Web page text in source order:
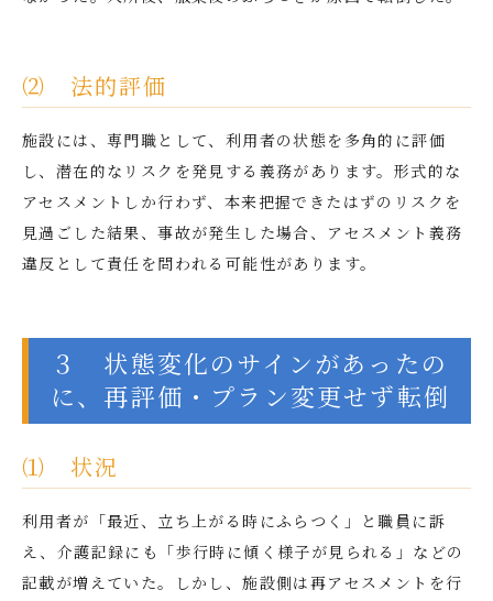
⑵ 法的評価
施設には、専門職として、利用者の状態を多角的に評価
し、潜在的なリスクを発見する義務があります。形式的な
アセスメントしか行わず、本来把握できたはずのリスクを
見過ごした結果、事故が発生した場合、アセスメント義務
違反として責任を問われる可能性があります。
３ 状態変化のサインがあったの
に、再評価・プラン変更せず転倒
⑴ 状況
利用者が「最近、立ち上がる時にふらつく」と職員に訴
え、介護記録にも「歩行時に傾く様子が見られる」などの
記載が増えていた。しかし、施設側は再アセスメントを行